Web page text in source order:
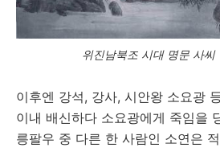
위진남북조 시대 명문 사씨
이후엔 강석, 강사, 시안왕 소요광
이내 배신하다 소요광에게 죽임을
릉팔우 중 다른 한 사람인 소연은